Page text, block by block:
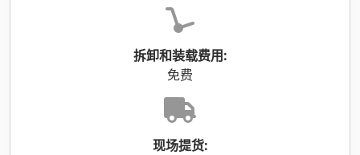
拆卸和装载费用:
免费
现场提货: